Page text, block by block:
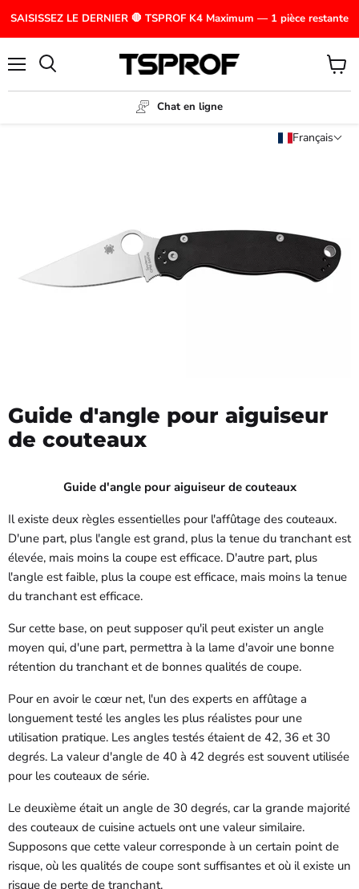
SAISISSEZ LE DERNIER 🛑 TSPROF K4 Maximum — 1 pièce restante
Chat en ligne
Voir
le
Français
Guide d'angle pour aiguiseur
de couteaux
Guide d'angle pour aiguiseur de couteaux
Il existe deux règles essentielles pour l'affûtage des couteaux.
D'une part, plus l'angle est grand, plus la tenue du tranchant est
élevée, mais moins la coupe est efficace. D'autre part, plus
l'angle est faible, plus la coupe est efficace, mais moins la tenue
du tranchant est efficace.
Sur cette base, on peut supposer qu'il peut exister un angle
moyen qui, d'une part, permettra à la lame d'avoir une bonne
rétention du tranchant et de bonnes qualités de coupe.
Pour en avoir le cœur net, l'un des experts en affûtage a
longuement testé les angles les plus réalistes pour une
utilisation pratique. Les angles testés étaient de 42, 36 et 30
degrés. La valeur d'angle de 40 à 42 degrés est souvent utilisée
pour les couteaux de série.
Le deuxième était un angle de 30 degrés, car la grande majorité
des couteaux de cuisine actuels ont une valeur similaire.
Supposons que cette valeur corresponde à un certain point de
risque, où les qualités de coupe sont suffisantes et où il existe un
risque de perte de tranchant.